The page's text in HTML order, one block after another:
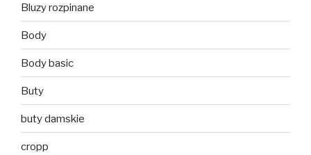
Bluzy rozpinane
Body
Body basic
Buty
buty damskie
cropp